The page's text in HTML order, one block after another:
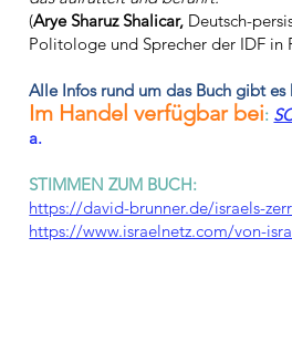
(Arye Sharuz Shalicar, Deutsch-
Politologe und Sprecher der IDF in
Alle Infos rund um das Buch gibt es
Im Handel verfügbar bei:
a.
STIMMEN ZUM BUCH:
https://david-brunner.de/israels-
https://www.israelnetz.com/von-